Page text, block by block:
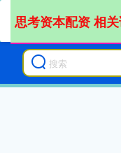
思考资本配资 相